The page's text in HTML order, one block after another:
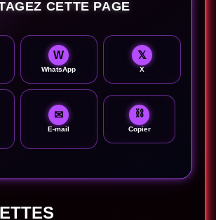
CETTE PAGE
W
WhatsApp
𝕏
X
✉
E-mail
⛓
Copier